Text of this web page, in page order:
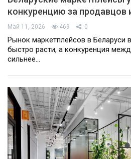
конкуренцию за продавцов
Май 11, 2026 469 0
Рынок маркетплейсов в Беларуси
быстро расти, а конкуренция
сильнее…